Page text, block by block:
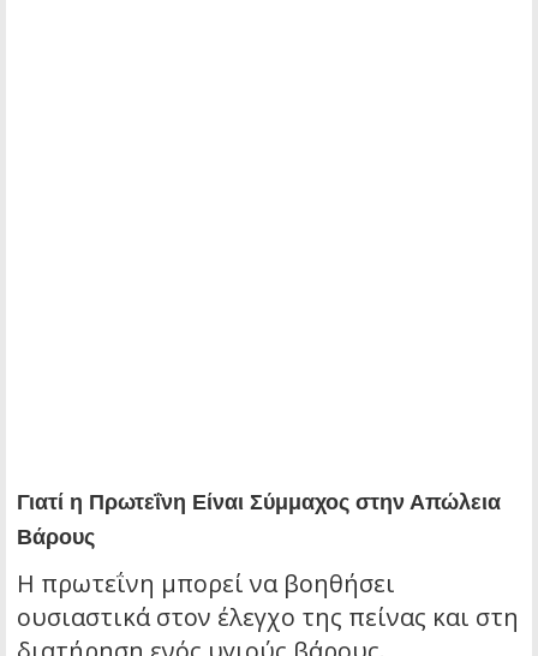
Γιατί η Πρωτεΐνη Είναι Σύμμαχος στην Απώλεια
Βάρους
Η πρωτεΐνη μπορεί να βοηθήσει
ουσιαστικά στον έλεγχο της πείνας και στη